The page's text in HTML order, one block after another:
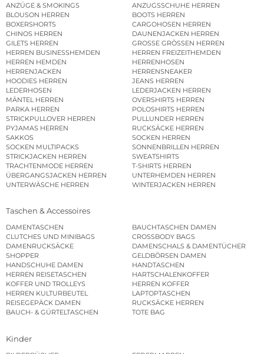
ANZÜGE & SMOKINGS
ANZUGSSCHUHE HERREN
BLOUSON HERREN
BOOTS HERREN
BOXERSHORTS
CARGOHOSEN HERREN
CHINOS HERREN
DAUNENJACKEN HERREN
GILETS HERREN
GROSSE GRÖSSEN HERREN
HERREN BUSINESSHEMDEN
HERREN FREIZEITHEMDEN
HERREN HEMDEN
HERRENHOSEN
HERRENJACKEN
HERRENSNEAKER
HOODIES HERREN
JEANS HERREN
LEDERHOSEN
LEDERJACKEN HERREN
MÄNTEL HERREN
OVERSHIRTS HERREN
PARKA HERREN
POLOSHIRTS HERREN
STRICKPULLOVER HERREN
PULLUNDER HERREN
PYJAMAS HERREN
RUCKSÄCKE HERREN
SAKKOS
SOCKEN HERREN
SOCKEN MULTIPACKS
SONNENBRILLEN HERREN
STRICKJACKEN HERREN
SWEATSHIRTS
TRACHTENMODE HERREN
T-SHIRTS HERREN
ÜBERGANGSJACKEN HERREN
UNTERHEMDEN HERREN
UNTERWÄSCHE HERREN
WINTERJACKEN HERREN
Taschen & Accessoires
DAMENTASCHEN
BAUCHTASCHEN DAMEN
CLUTCHES UND MINIBAGS
CROSSBODY BAGS
DAMENRUCKSÄCKE
DAMENSCHALS & DAMENTÜCHER
SHOPPER
GELDBÖRSEN DAMEN
HANDSCHUHE DAMEN
HANDTASCHEN
HERREN REISETASCHEN
HARTSCHALENKOFFER
KOFFER UND TROLLEYS
HERREN KOFFER
HERREN KULTURBEUTEL
LAPTOPTASCHEN
REISEGEPÄCK DAMEN
RUCKSÄCKE HERREN
BAUCH- & GÜRTELTASCHEN
TOTE BAG
Kinder